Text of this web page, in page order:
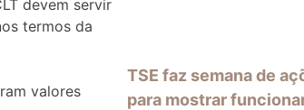
devem servir
termos da
valores
TSE faz semana de
para mostrar